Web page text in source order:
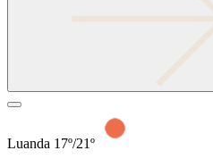
Luanda 17º/21º